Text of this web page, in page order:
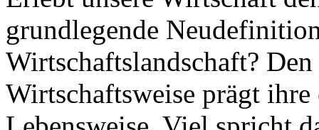
grundlegende
Wirtschaftslandschaft?
Wirtschaftsweise prägt